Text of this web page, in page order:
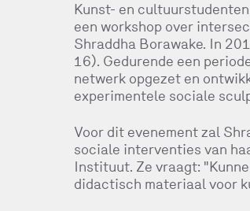
Kunst- en
een workshop over
Shraddha Borawake. In
16). Gedurende een
netwerk opgezet en
experimentele sociale
Voor dit evenement zal
sociale interventies van
Instituut. Ze vraagt:
didactisch materiaal voor